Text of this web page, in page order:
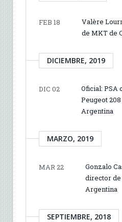
FEB 18
Valère
de MKT de
DICIEMBRE, 2019
DIC 02
Oficial: PSA
Peugeot
Argentina
MARZO, 2019
MAR 22
Gonzalo
director de
Argentina
SEPTIEMBRE, 2018